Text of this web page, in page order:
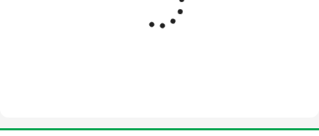
Duy trì điều kiện lý tưởng trong phòng Lad, phòng thí nghiệm,
giúp các thiết bị máy móc hoạt động chính xác, tránh sai số.